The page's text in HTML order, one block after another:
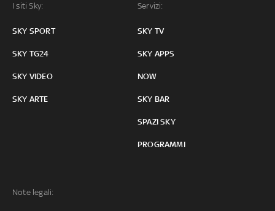
I siti Sky:
SKY SPORT
SKY TG24
SKY VIDEO
SKY ARTE
Servizi:
SKY TV
SKY APPS
NOW
SKY BAR
SPAZI SKY
PROGRAMMI
Note legali: